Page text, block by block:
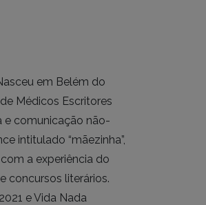
em Belém do
Médicos Escritores
e comunicação não-
intitulado “mãezinha”,
a experiência do
concursos literários.
e Vida Nada